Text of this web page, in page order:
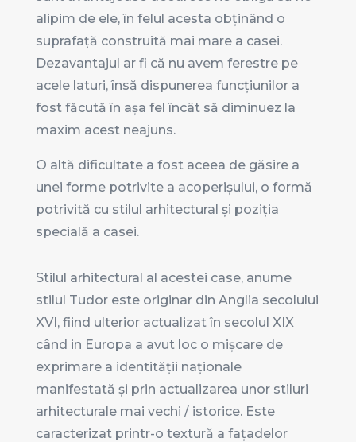
alipim de ele, în felul acesta obținând o
suprafață construită mai mare a casei.
Dezavantajul ar fi că nu avem ferestre pe
acele laturi, însă dispunerea funcțiunilor a
fost făcută în așa fel încât să diminuez la
maxim acest neajuns.
O altă dificultate a fost aceea de găsire a
unei forme potrivite a acoperișului, o formă
potrivită cu stilul arhitectural și poziția
specială a casei.
Stilul arhitectural al acestei case, anume
stilul Tudor este originar din Anglia secolului
XVI, fiind ulterior actualizat în secolul XIX
când in Europa a avut loc o mișcare de
exprimare a identității naționale
manifestată și prin actualizarea unor stiluri
arhitecturale mai vechi / istorice. Este
caracterizat printr-o textură a fațadelor